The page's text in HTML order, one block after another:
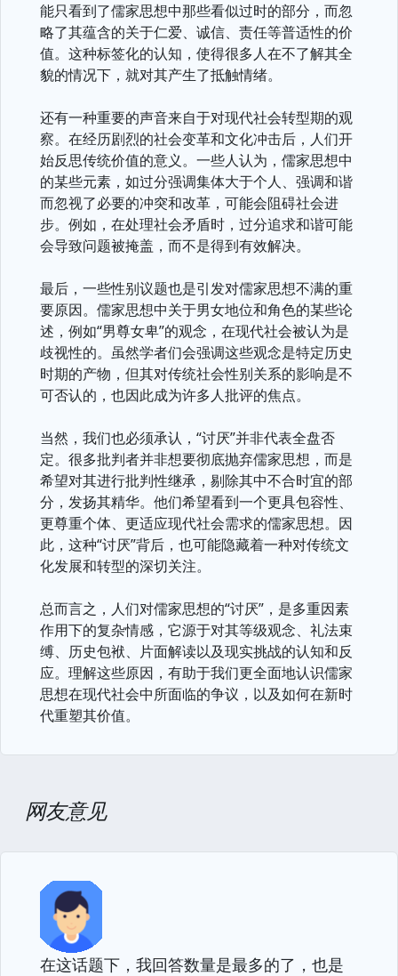
能只看到了儒家思想中那些看似过时的部分，而忽
略了其蕴含的关于仁爱、诚信、责任等普适性的价
值。这种标签化的认知，使得很多人在不了解其全
貌的情况下，就对其产生了抵触情绪。
还有一种重要的声音来自于对现代社会转型期的观
察。在经历剧烈的社会变革和文化冲击后，人们开
始反思传统价值的意义。一些人认为，儒家思想中
的某些元素，如过分强调集体大于个人、强调和谐
而忽视了必要的冲突和改革，可能会阻碍社会进
步。例如，在处理社会矛盾时，过分追求和谐可能
会导致问题被掩盖，而不是得到有效解决。
最后，一些性别议题也是引发对儒家思想不满的重
要原因。儒家思想中关于男女地位和角色的某些论
述，例如“男尊女卑”的观念，在现代社会被认为是
歧视性的。虽然学者们会强调这些观念是特定历史
时期的产物，但其对传统社会性别关系的影响是不
可否认的，也因此成为许多人批评的焦点。
当然，我们也必须承认，“讨厌”并非代表全盘否
定。很多批判者并非想要彻底抛弃儒家思想，而是
希望对其进行批判性继承，剔除其中不合时宜的部
分，发扬其精华。他们希望看到一个更具包容性、
更尊重个体、更适应现代社会需求的儒家思想。因
此，这种“讨厌”背后，也可能隐藏着一种对传统文
化发展和转型的深切关注。
总而言之，人们对儒家思想的“讨厌”，是多重因素
作用下的复杂情感，它源于对其等级观念、礼法束
缚、历史包袱、片面解读以及现实挑战的认知和反
应。理解这些原因，有助于我们更全面地认识儒家
思想在现代社会中所面临的争议，以及如何在新时
代重塑其价值。
网友意见
在这话题下，我回答数量是最多的了，也是